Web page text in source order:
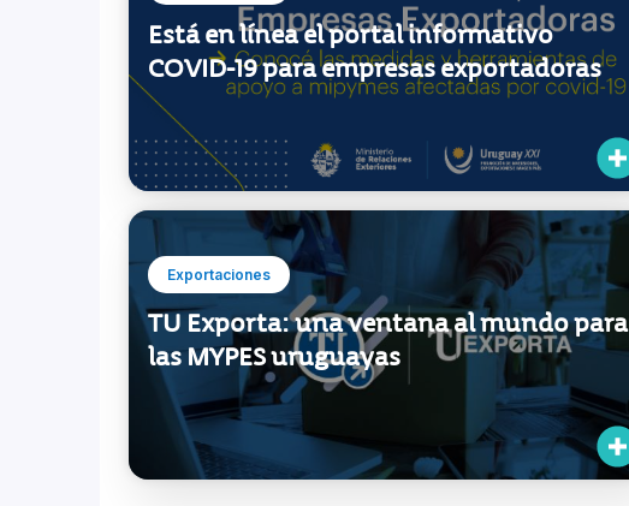
Está en línea el portal informativo
COVID-19 para empresas exportadoras
Exportaciones
TU Exporta: una ventana al mundo para
las MYPES uruguayas